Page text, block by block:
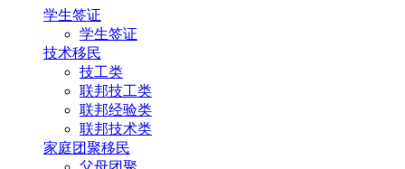
学生签证
学生签证
技术移民
技工类
联邦技工类
联邦经验类
联邦技术类
家庭团聚移民